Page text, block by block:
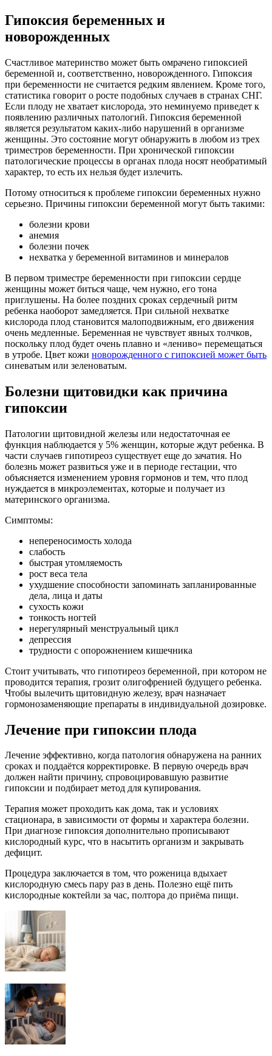
Гипоксия беременных и
новорожденных
Счастливое материнство может быть омрачено гипоксией
беременной и, соответственно, новорожденного. Гипоксия
при беременности не считается редким явлением. Кроме того,
статистика говорит о росте подобных случаев в странах СНГ.
Если плоду не хватает кислорода, это неминуемо приведет к
появлению различных патологий. Гипоксия беременной
является результатом каких-либо нарушений в организме
женщины. Это состояние могут обнаружить в любом из трех
триместров беременности. При хронической гипоксии
патологические процессы в органах плода носят необратимый
характер, то есть их нельзя будет излечить.
Потому относиться к проблеме гипоксии беременных нужно
серьезно. Причины гипоксии беременной могут быть такими:
болезни крови
анемия
болезни почек
нехватка у беременной витаминов и минералов
В первом триместре беременности при гипоксии сердце
женщины может биться чаще, чем нужно, его тона
приглушены. На более поздних сроках сердечный ритм
ребенка наоборот замедляется. При сильной нехватке
кислорода плод становится малоподвижным, его движения
очень медленные. Беременная не чувствует явных толчков,
поскольку плод будет очень плавно и «лениво» перемещаться
в утробе. Цвет кожи новорожденного с гипоксией может быть
синеватым или зеленоватым.
Болезни щитовидки как причина
гипоксии
Патологии щитовидной железы или недостаточная ее
функция наблюдается у 5% женщин, которые ждут ребенка. В
части случаев гипотиреоз существует еще до зачатия. Но
болезнь может развиться уже и в периоде гестации, что
объясняется изменением уровня гормонов и тем, что плод
нуждается в микроэлементах, которые и получает из
материнского организма.
Симптомы:
непереносимость холода
слабость
быстрая утомляемость
рост веса тела
ухудшение способности запоминать запланированные
дела, лица и даты
сухость кожи
тонкость ногтей
нерегулярный менструальный цикл
депрессия
трудности с опорожнением кишечника
Стоит учитывать, что гипотиреоз беременной, при котором не
проводится терапия, грозит олигофренией будущего ребенка.
Чтобы вылечить щитовидную железу, врач назначает
гормонозаменяющие препараты в индивидуальной дозировке.
Лечение при гипоксии плода
Лечение эффективно, когда патология обнаружена на ранних
сроках и поддаётся корректировке. В первую очередь врач
должен найти причину, спровоцировавшую развитие
гипоксии и подбирает метод для купирования.
Терапия может проходить как дома, так и условиях
стационара, в зависимости от формы и характера болезни.
При диагнозе гипоксия дополнительно прописывают
кислородный курс, что в насытить организм и закрывать
дефицит.
Процедура заключается в том, что роженица вдыхает
кислородную смесь пару раз в день. Полезно ещё пить
кислородные коктейли за час, полтора до приёма пищи.